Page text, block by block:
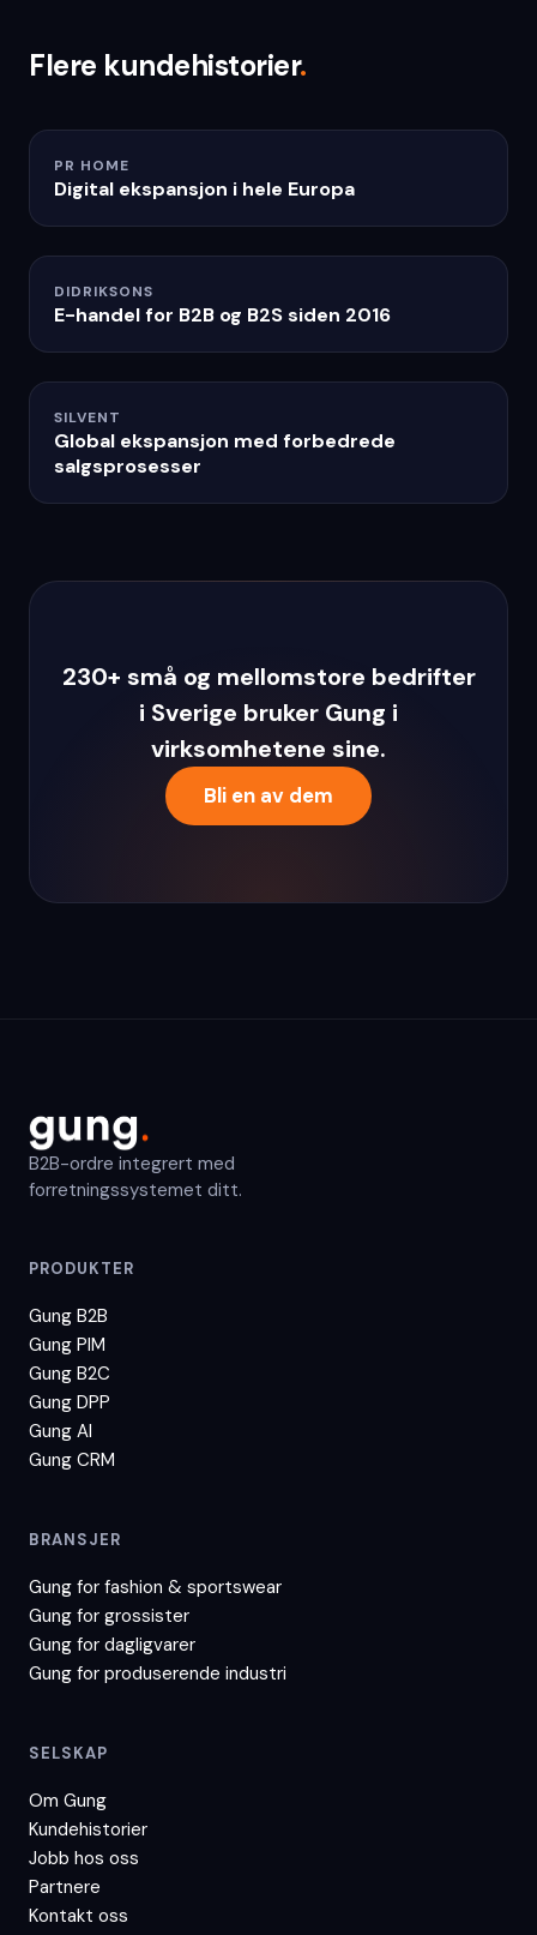
Flere kundehistorier.
PR HOME
Digital ekspansjon i hele Europa
DIDRIKSONS
E-handel for B2B og B2S siden 2016
SILVENT
Global ekspansjon med forbedrede
salgsprosesser
230+ små og mellomstore bedrifter
i Sverige bruker Gung i
virksomhetene sine.
Bli en av dem
B2B-ordre integrert med
forretningssystemet ditt.
PRODUKTER
Gung B2B
Gung PIM
Gung B2C
Gung DPP
Gung AI
Gung CRM
BRANSJER
Gung for fashion & sportswear
Gung for grossister
Gung for dagligvarer
Gung for produserende industri
SELSKAP
Om Gung
Kundehistorier
Jobb hos oss
Partnere
Kontakt oss